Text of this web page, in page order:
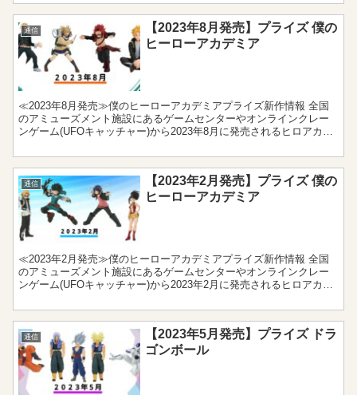
通信
【2023年8月発売】プライズ 僕の
ヒーローアカデミア
≪2023年8月発売≫僕のヒーローアカデミアプライズ新作情報 全国
のアミューズメント施設にあるゲームセンターやオンラインクレー
ンゲーム(UFOキャッチャー)から2023年8月に発売されるヒロアカの
通信
【2023年2月発売】プライズ 僕の
ヒーローアカデミア
≪2023年2月発売≫僕のヒーローアカデミアプライズ新作情報 全国
のアミューズメント施設にあるゲームセンターやオンラインクレー
ンゲーム(UFOキャッチャー)から2023年2月に発売されるヒロアカの
通信
【2023年5月発売】プライズ ドラ
ゴンボール